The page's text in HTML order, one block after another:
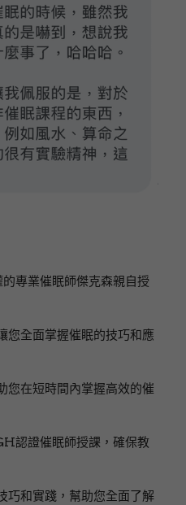
專業催眠師傑克森親自授
您全面掌握催眠的技巧和應
您在短時間內掌握高效的催
認證催眠師授課，確保教
巧和實踐，幫助您全面了解